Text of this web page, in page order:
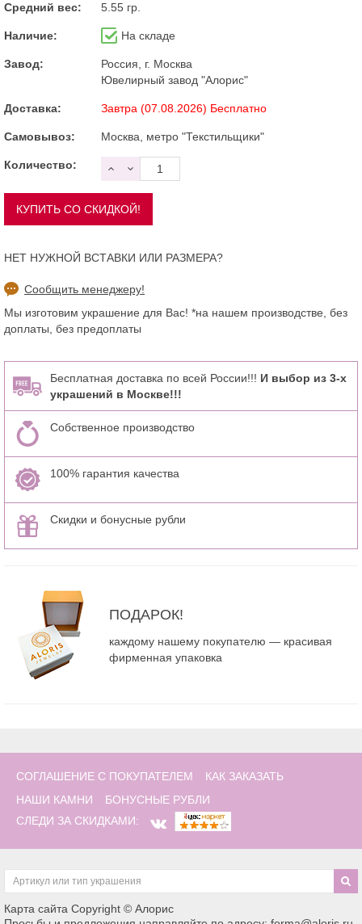
Средний вес: 5.55 гр.
Наличие: На складе
Завод:
Россия, г. Москва
Ювелирный завод "Алорис"
Доставка: Завтра (07.08.2026) Бесплатно
Самовывоз: Москва, метро "Текстильщики"
Количество:
НЕТ НУЖНОЙ ВСТАВКИ ИЛИ РАЗМЕРА?
Сообщить менеджеру!
Мы изготовим украшение для Вас! *на нашем производстве, без
доплаты, без предоплаты
Бесплатная доставка по всей России!!! И выбор из 3-х
украшений в Москве!!!
Собственное производство
100% гарантия качества
Скидки и бонусные рубли
ПОДАРОК!
каждому нашему покупателю — красивая
фирменная упаковка
СОГЛАШЕНИЕ С ПОКУПАТЕЛЕМ
КАК ЗАКАЗАТЬ
НАШИ КАМНИ
БОНУСНЫЕ РУБЛИ
СЛЕДИ ЗА СКИДКАМИ:
Карта сайта Copyright © Алорис